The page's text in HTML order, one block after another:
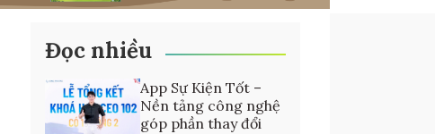
Đọc nhiều
App Sự Kiện Tốt –
Nền tảng công nghệ
góp phần thay đổi